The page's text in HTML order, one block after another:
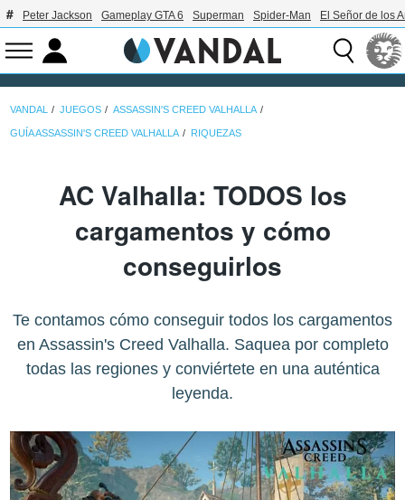
Peter Jackson Gameplay GTA 6 Superman Spider-Man El Señor de los
VANDAL JUEGOS ASSASSIN'S CREED VALHALLA
GUÍA ASSASSIN'S CREED VALHALLA RIQUEZAS
AC Valhalla: TODOS los
cargamentos y cómo
conseguirlos
Te contamos cómo conseguir todos los cargamentos
en Assassin's Creed Valhalla. Saquea por completo
todas las regiones y conviértete en una auténtica
leyenda.